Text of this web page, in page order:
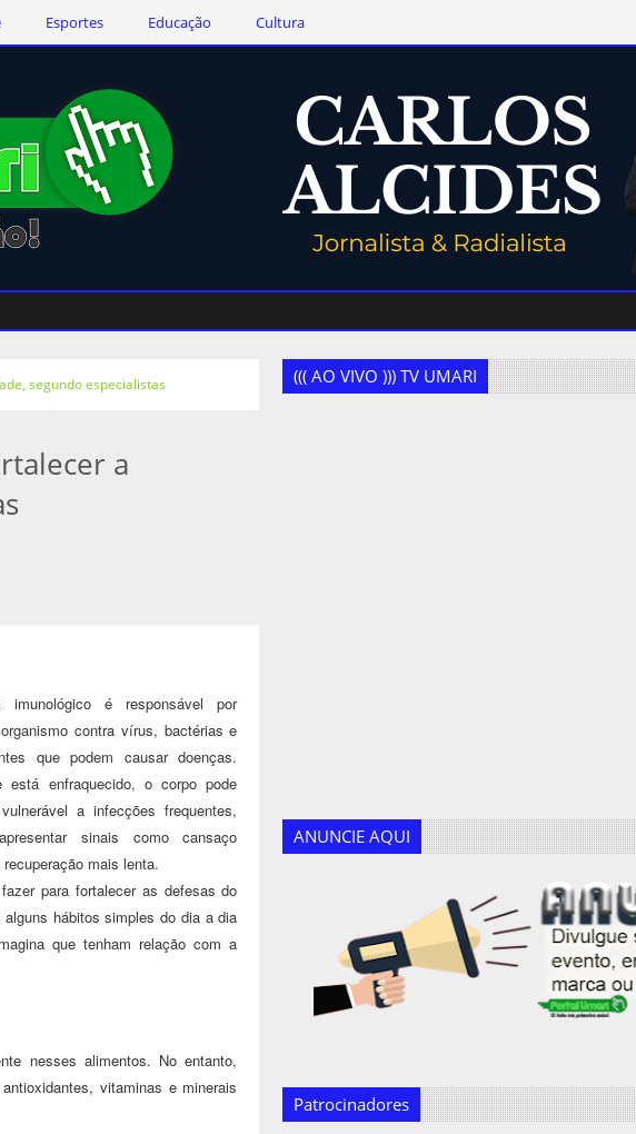
Esportes Educação Cultura
segundo especialistas
a
imunológico é responsável por
contra vírus, bactérias e
que podem causar doenças.
está enfraquecido, o corpo pode
a infecções frequentes,
sinais como cansaço
mais lenta.
para fortalecer as defesas do
hábitos simples do dia a dia
que tenham relação com a
nesses alimentos. No entanto,
vitaminas e minerais
((( AO VIVO ))) TV UMARI
ANUNCIE AQUI
Patrocinadores